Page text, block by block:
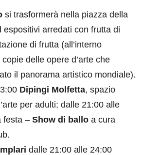
si trasformerà nella piazza della
espositivi arredati con frutta di
di frutta (all’interno
delle opere d’arte che
il panorama artistico mondiale).
Dipingi Molfetta, spazio
per adulti; dalle 21:00 alle
festa – Show di ballo a cura
dalle 21:00 alle 24:00